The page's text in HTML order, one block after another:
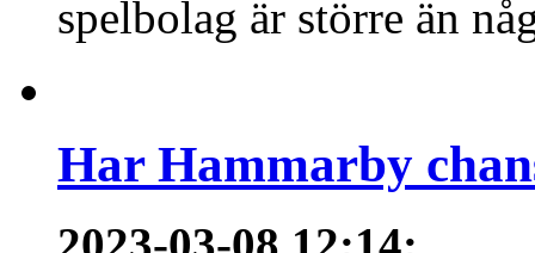
spelbolag är större än
Har Hammarby